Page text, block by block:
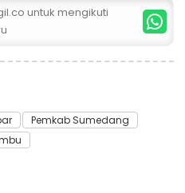
untuk mengikuti
Pemkab Sumedang